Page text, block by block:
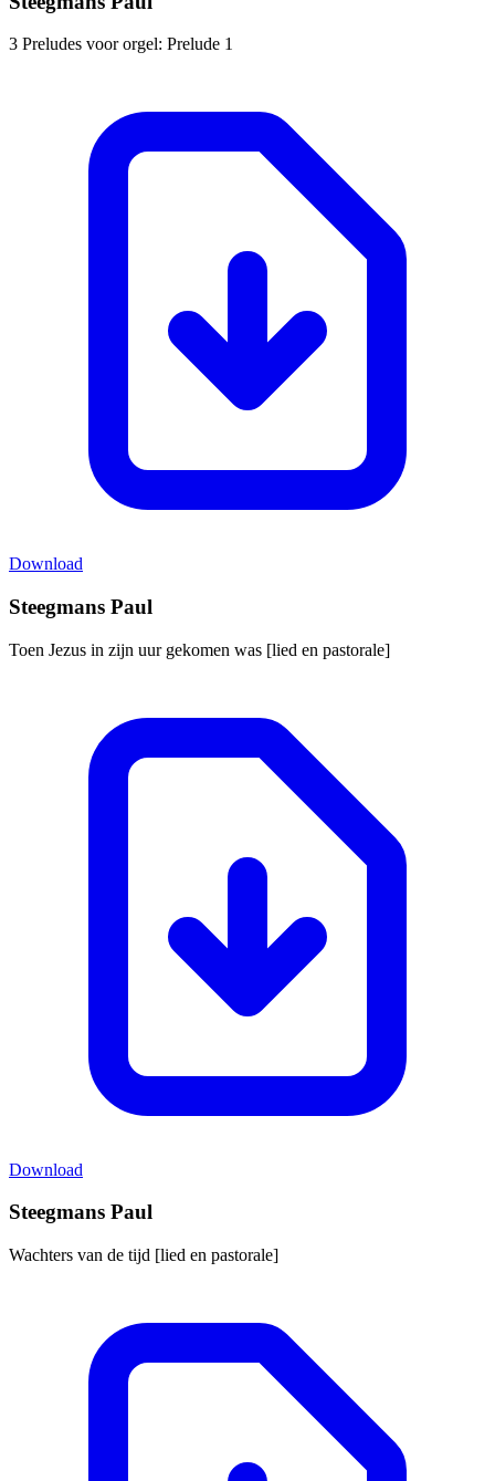
3 Preludes voor orgel: Prelude 1
Download
Steegmans Paul
Toen Jezus in zijn uur gekomen was [lied en pastorale]
Download
Steegmans Paul
Wachters van de tijd [lied en pastorale]